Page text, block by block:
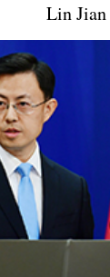
Lin Jian